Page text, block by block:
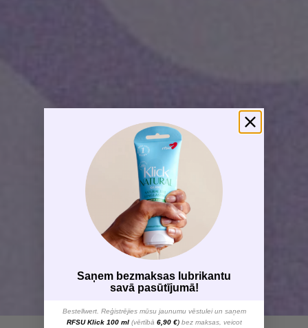
Saņem bezmaksas lubrikantu
savā pasūtījumā!
Bestellwert. Reģistrējies mūsu jaunumu vēstulei un saņem
RFSU Klick 100 ml(vērtībā 6,90 €)bez maksas, veicot